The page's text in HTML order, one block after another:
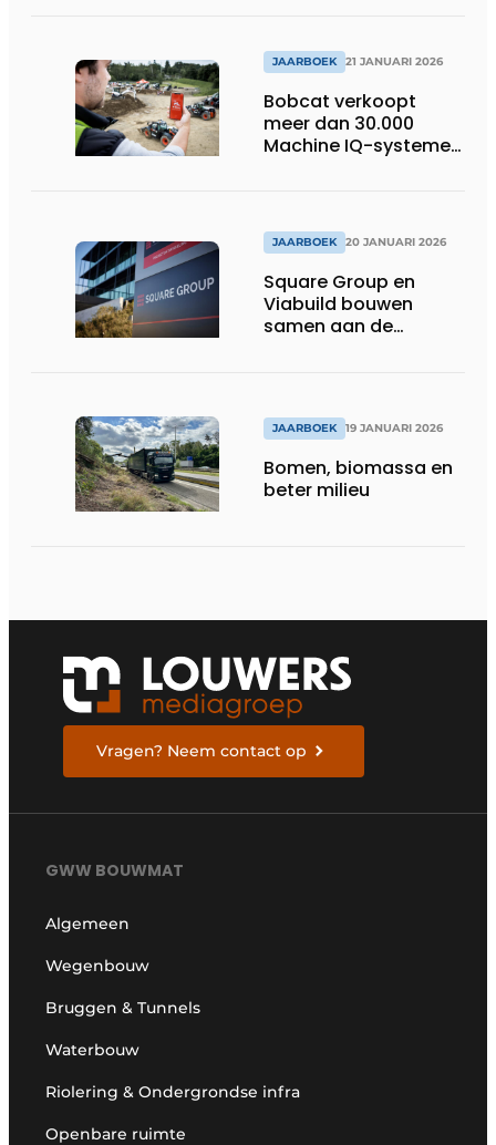
JAARBOEK 21 JANUARI 2026
Bobcat verkoopt
meer dan 30.000
Machine IQ-systemen
JAARBOEK 20 JANUARI 2026
Square Group en
Viabuild bouwen
samen aan de
JAARBOEK 19 JANUARI 2026
Bomen, biomassa en
beter milieu
Vragen? Neem contact op
GWW BOUWMAT
Algemeen
Wegenbouw
Bruggen & Tunnels
Waterbouw
Riolering & Ondergrondse infra
Openbare ruimte